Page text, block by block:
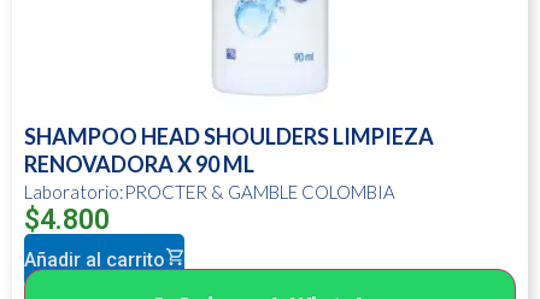
SHAMPOO HEAD SHOULDERS LIMPIEZA
RENOVADORA X 90 ML
Laboratorio:PROCTER & GAMBLE COLOMBIA
$4.800
Añadir al carrito